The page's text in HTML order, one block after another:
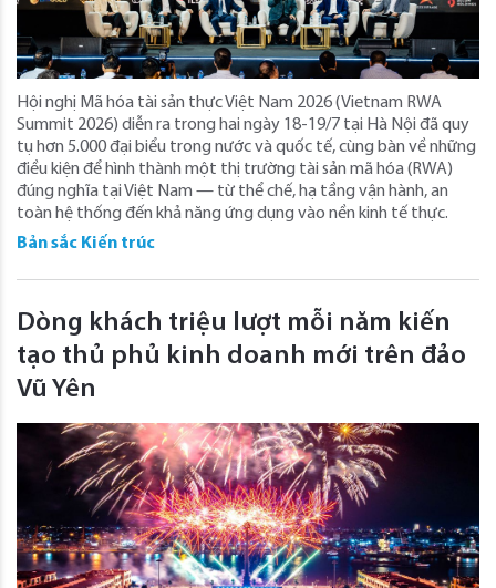
Hội nghị Mã hóa tài sản thực Việt Nam 2026 (Vietnam RWA
Summit 2026) diễn ra trong hai ngày 18-19/7 tại Hà Nội đã quy
tụ hơn 5.000 đại biểu trong nước và quốc tế, cùng bàn về những
điều kiện để hình thành một thị trường tài sản mã hóa (RWA)
đúng nghĩa tại Việt Nam — từ thể chế, hạ tầng vận hành, an
toàn hệ thống đến khả năng ứng dụng vào nền kinh tế thực.
Bản sắc Kiến trúc
Dòng khách triệu lượt mỗi năm kiến
tạo thủ phủ kinh doanh mới trên đảo
Vũ Yên